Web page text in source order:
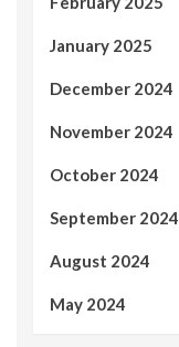
January 2025
December 2024
November 2024
October 2024
September 2024
August 2024
May 2024